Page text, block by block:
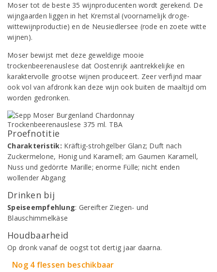
Moser tot de beste 35 wijnproducenten wordt gerekend. De
wijngaarden liggen in het Kremstal (voornamelijk droge-
wittewijnproductie) en de Neusiedlersee (rode en zoete witte
wijnen).
Moser bewijst met deze geweldige mooie
trockenbeerenauslese dat Oostenrijk aantrekkelijke en
karaktervolle grootse wijnen produceert. Zeer verfijnd maar
ook vol van afdronk kan deze wijn ook buiten de maaltijd om
worden gedronken.
Proefnotitie
Charakteristik: Kräftig-strohgelber Glanz; Duft nach
Zuckermelone, Honig und Karamell; am Gaumen Karamell,
Nuss und gedörrte Marille; enorme Fülle; nicht enden
wollender Abgang
Drinken bij
Speiseempfehlung: Gereifter Ziegen- und
Blauschimmelkäse
Houdbaarheid
Op dronk vanaf de oogst tot dertig jaar daarna.
Nog 4 flessen beschikbaar